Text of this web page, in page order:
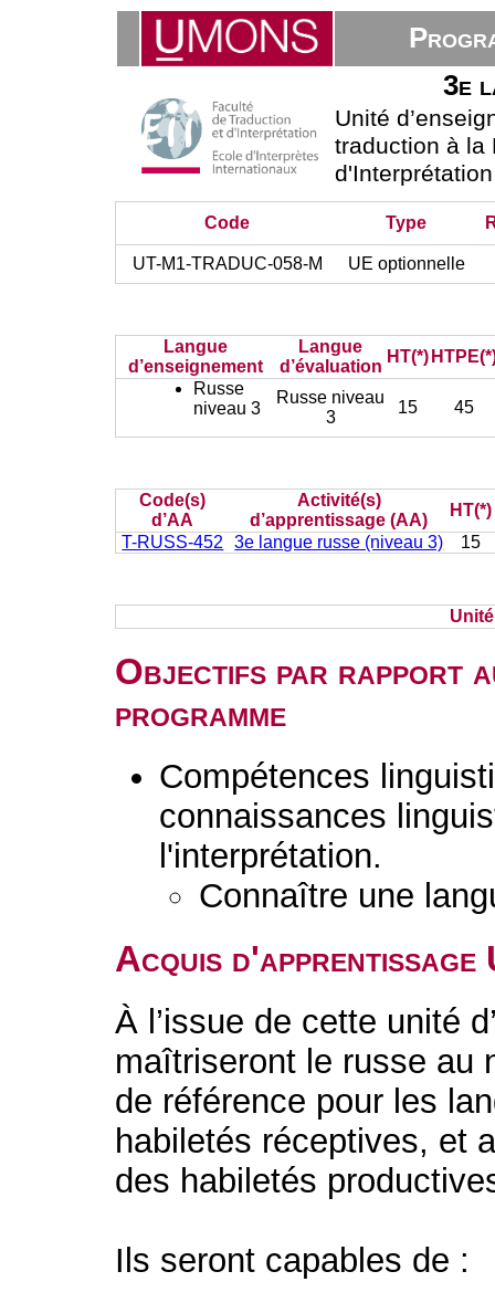
3e
Unité
traduction à la
Code Type
UT-M1-TRADUC-058-M UE optionnelle
Langue
d’enseignement
Langue
d’évaluation
HT(*)
Russe
niveau 3
Russe niveau
3
15 45
Code(s)
d’AA
Activité(s)
d’apprentissage (AA)
HT(*)
T-RUSS-452
3e langue russe (niveau 3) 15
Objectifs par rapport
programme
Compétences
connaissances
l'interprétation.
Connaître une
Acquis d'apprentissage
À l’issue de cette unité
maîtriseront le russe au
de référence pour les
habiletés réceptives, et
des habiletés
Ils seront capables de :